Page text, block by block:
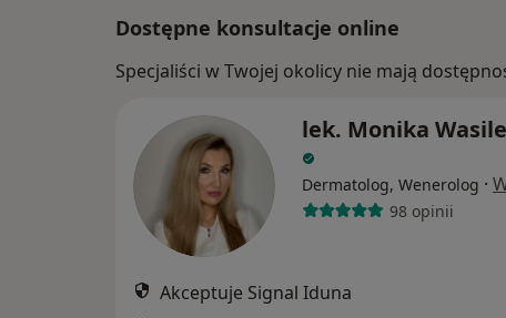
Dostępne konsultacje online
Specjaliści w Twojej okolicy nie mają
lek. Monika
Dermatolog, Wenerolog ·
98 opinii
Akceptuje Signal Iduna